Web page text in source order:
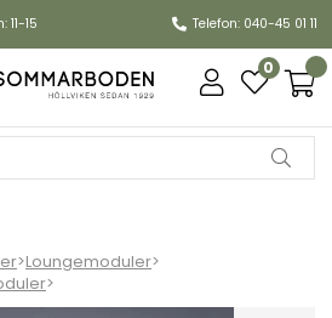
11-15 Telefon: 040-45 01 11
0
>Loungemoduler>
>